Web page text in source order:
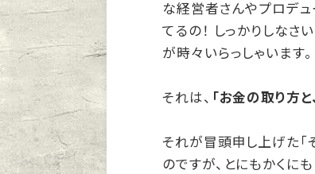
な経営者さんやプロデュ
てるの！ しっかりしなさ
が時々いらっしゃいます。
それは、 「お金の取り方
それが冒頭申し上げた「
のですが、とにもかくにも